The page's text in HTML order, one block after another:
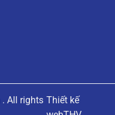
. All rights Thiết kế